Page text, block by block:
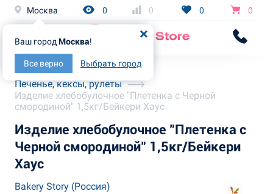
Москва
Ваш город Москва!
Все верно Выбрать город
0 0 0 0
Главная
Каталог
Печенье, кексы, рулеты
Изделие хлебобулочное "Плетенка с Черной
смородиной" 1,5кг/Бейкери Хаус
Изделие хлебобулочное "Плетенка с
Черной смородиной" 1,5кг/Бейкери
Хаус
Bakery Story (Россия)